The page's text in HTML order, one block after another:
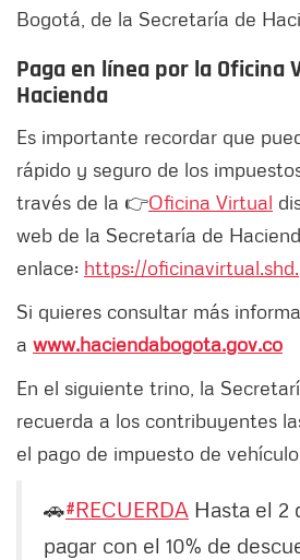
Bogotá, de la Secretaría de
Paga en línea por la Oficina
Hacienda
Es importante recordar que
rápido y seguro de los
través de la 👉Oficina Virtual
web de la Secretaría de
enlace: https://
Si quieres consultar más
a www.haciendabogota.gov.co
En el siguiente trino, la
recuerda a los contribuyentes
el pago de impuesto de
🚗#RECUERDA Hasta el 2
pagar con el 10% de